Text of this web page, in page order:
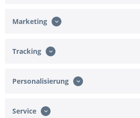
Artikel-Nr.:
Beschreibung
rundum Gravur von der Stralsund
Marketing
Tracking
Personalisierung
Service